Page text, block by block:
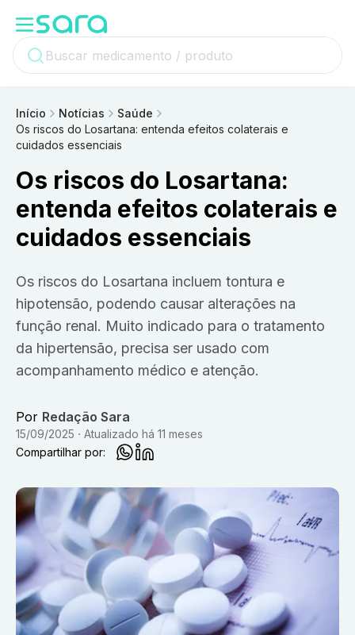
Início Notícias
Saúde
Os riscos do Losartana: entenda efeitos colaterais e
cuidados essenciais
Os riscos do Losartana:
entenda efeitos colaterais e
cuidados essenciais
Os riscos do Losartana incluem tontura e
hipotensão, podendo causar alterações na
função renal. Muito indicado para o tratamento
da hipertensão, precisa ser usado com
acompanhamento médico e atenção.
Por Redação Sara
15/09/2025 Atualizado há 11 meses
Compartilhar por: